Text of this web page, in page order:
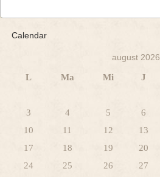
Calendar
august 2026
L Ma Mi J
3
4 5 6
10
11 12 13
17
18 19 20
24
25 26 27